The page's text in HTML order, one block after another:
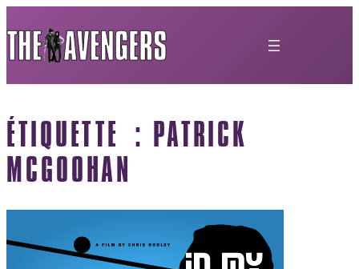
ÉTIQUETTE : PATRICK
MCGOOHAN